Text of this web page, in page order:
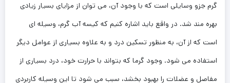
گرم جزو وسایلی است که با وجود آن، می توان از مزایای بسیار زیادی
بهره مند شد. در واقع باید اشاره کنیم که کیسه آب گرم، وسیله ای
است که از آن، به منظور تسکین درد و به علاوه بسیاری از عوامل دیگر
استفاده می شود. وجود گرما که بتواند با حرارت خود، درد بسیاری از
مفاصل و عضلات را بهبود بخشد، سبب می شود تا این وسیله کاربردی